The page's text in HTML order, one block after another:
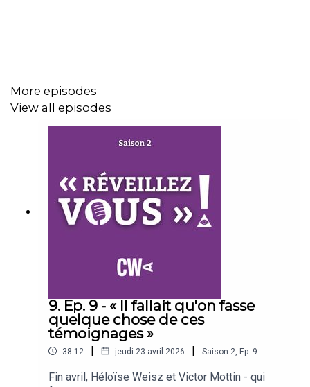
More episodes
View all episodes
9. Ep. 9 - « Il fallait qu'on fasse
quelque chose de ces
témoignages »
38:12 | jeudi 23 avril 2026 | Saison 2 Ep. 9
Fin avril, Héloïse Weisz et Victor Mottin - qui